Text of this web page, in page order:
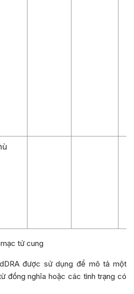
tử cung
được sử dụng để mô tả một
đồng nghĩa hoặc các tình trạng có